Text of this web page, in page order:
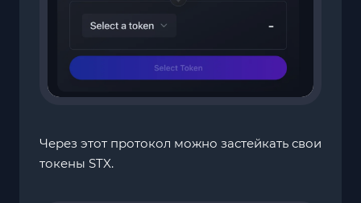
Через этот протокол можно застейкать свои
токены STX.